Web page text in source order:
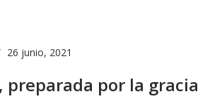
26 junio, 2021
preparada por la gracia